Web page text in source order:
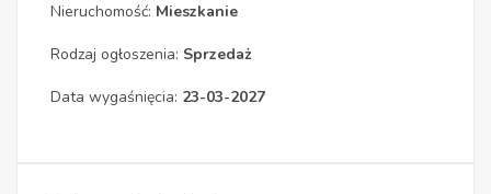
Nieruchomość: Mieszkanie
Rodzaj ogłoszenia: Sprzedaż
Data wygaśnięcia: 23-03-2027